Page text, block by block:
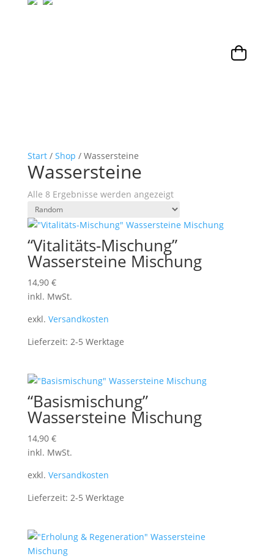
Start/ Shop / Wassersteine
Wassersteine
Alle 8 Ergebnisse werden angezeigt
“Vitalitäts-Mischung”
Wassersteine Mischung
14,90 €
inkl. MwSt.
exkl. Versandkosten
Lieferzeit: 2-5 Werktage
“Basismischung”
Wassersteine Mischung
14,90 €
inkl. MwSt.
exkl. Versandkosten
Lieferzeit: 2-5 Werktage